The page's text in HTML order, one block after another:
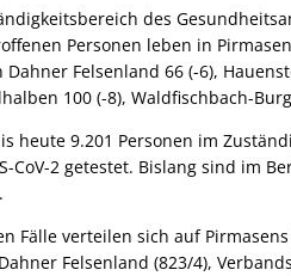
des
Personen leben in
Felsenland 66 (-6),
100 (-8), Waldfischbach-
heute 9.201 Personen im
CoV-2 getestet. Bislang sind im
Fälle verteilen sich auf
Felsenland (823/4),